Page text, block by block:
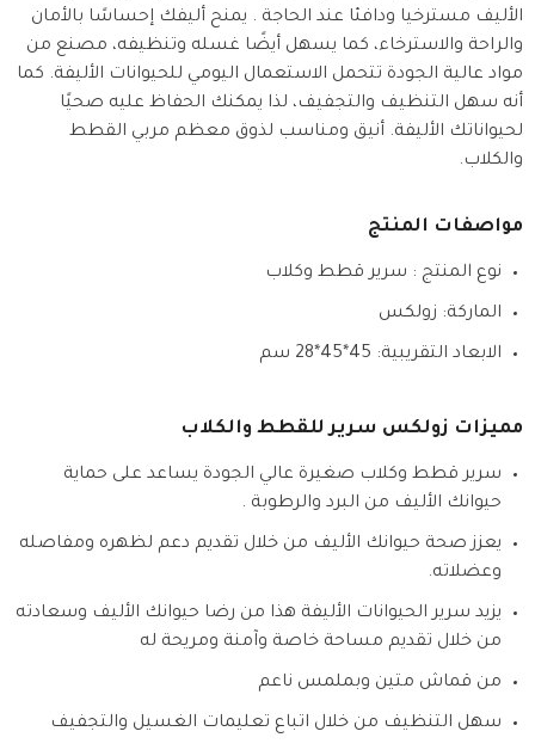
الأليف مسترخيا ودافئا عند الحاجة . يمنح أليفك إحساسًا بالأمان
والراحة والاسترخاء، كما يسهل أيضًا غسله وتنظيفه، مصنع من
مواد عالية الجودة تتحمل الاستعمال اليومي للحيوانات الأليفة. كما
أنه سهل التنظيف والتجفيف، لذا يمكنك الحفاظ عليه صحيًا
لحيواناتك الأليفة. أنيق ومناسب لذوق معظم مربي القطط
والكلاب.
مواصفات المنتج
نوع المنتج : سرير قطط وكلاب
الماركة: زولكس
الابعاد التقريبية: 45*45*28 سم
مميزات زولكس سرير للقطط والكلاب
سرير قطط وكلاب صغيرة عالي الجودة يساعد على حماية
حيوانك الأليف من البرد والرطوبة .
يعزز صحة حيوانك الأليف من خلال تقديم دعم لظهره ومفاصله
وعضلاته.
يزيد سرير الحيوانات الأليفة هذا من رضا حيوانك الأليف وسعادته
من خلال تقديم مساحة خاصة وآمنة ومريحة له
من قماش متين وبملمس ناعم
سهل التنظيف من خلال اتباع تعليمات الغسيل والتجفيف